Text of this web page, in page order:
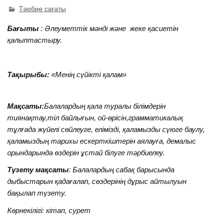
Тәрбие сағаты
Бағыты : Әлеуметтік мәнді және жеке қасиетін
қалыптастыру.
Тақырыбы: «Менің сүйікті қалам»
Мақсаты:Балалардың қала туралы білімдерін
тиянақтау,тіл байлығын, ой-өрісін,грамматикалық
тұлғада жүйелі сөйлеуге, елімізді, қаламызды сүюге баулу,
қаламыздың тарихы ескерткіштерін аялауға, демалыс
орындарында өздерін ұстай білуге тәрбиелеу.
Түзету мақсаты: Балалардың сабақ барысында
дыбыстарын қадағалап, сөздерінің дұрыс айтылуын
бақылап түзету.
Көрнекілігі: кітап, сурет